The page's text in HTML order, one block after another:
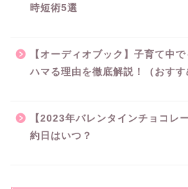
時短術5選
【オーディオブック】子育て中
ハマる理由を徹底解説！（おすす
【2023年バレンタインチョコレ
約日はいつ？